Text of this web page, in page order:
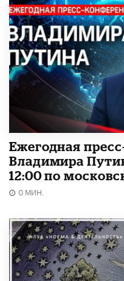
Ежегодная
Владимира
12:00 по
0 МИН.